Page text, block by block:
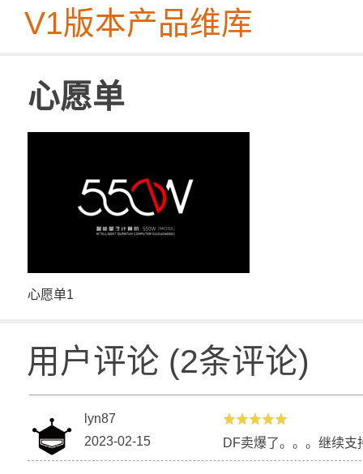
V1版本产品维库
心愿单
心愿单1
用户评论 (2条评论)
lyn87
2023-02-15
DF卖爆了。。。继续支